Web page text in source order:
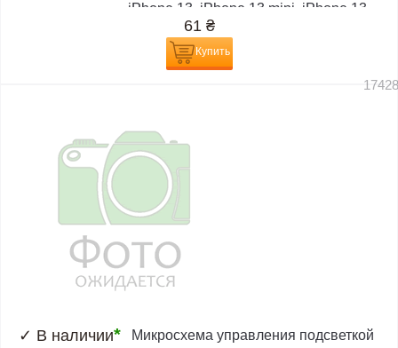
iPhone 13, iPhone 13 mini, iPhone 13...
61 ₴
Купить
✓ В наличии*
Микросхема управления подсветкой